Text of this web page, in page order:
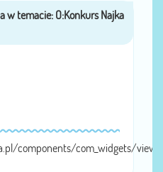
components/com_widgets/